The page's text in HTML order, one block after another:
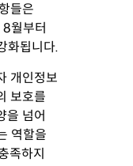
들은
월부터
화됩니다.
개인정보
보호를
을 넘어
역할을
족하지